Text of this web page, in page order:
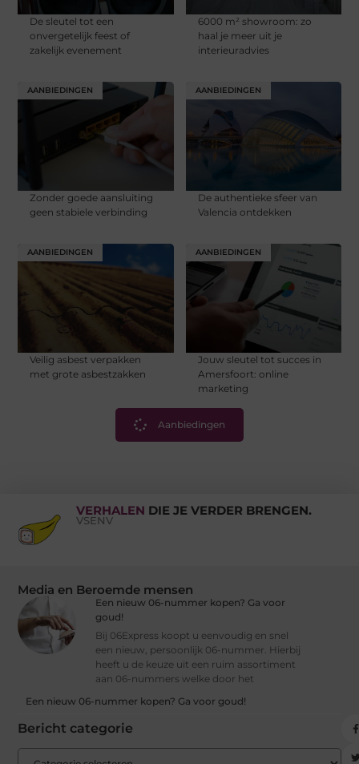
De sleutel tot een
onvergetelijk feest of
zakelijk evenement
6000 m² showroom: zo
haal je meer uit je
interieuradvies
AANBIEDINGEN
Zonder goede aansluiting
geen stabiele verbinding
AANBIEDINGEN
De authentieke sfeer van
Valencia ontdekken
AANBIEDINGEN
Veilig asbest verpakken
met grote asbestzakken
AANBIEDINGEN
Jouw sleutel tot succes in
Amersfoort: online
marketing
Aanbiedingen
VERHALEN DIE JE VERDER BRENGEN.
VSENV
Media en Beroemde mensen
Een nieuw 06-nummer kopen? Ga voor
goud!
Bij 06Express koopt u eenvoudig en snel
een nieuw, persoonlijk 06-nummer. Hierbij
heeft u de keuze uit een ruim assortiment
aan 06-nummers welke door het
Een nieuw 06-nummer kopen? Ga voor goud!
Bericht categorie